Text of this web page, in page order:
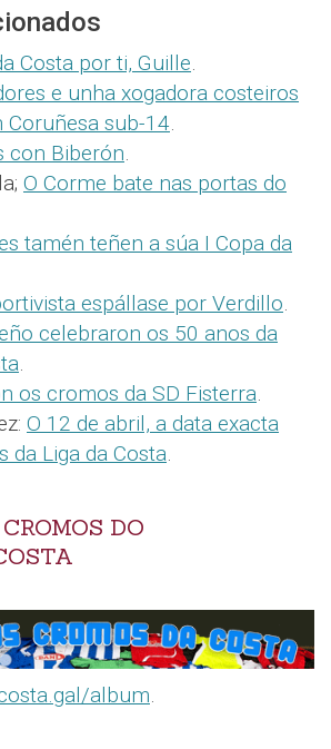
Costa por ti, Guille
e unha xogadora costeiros
Coruñesa sub-14
con Biberón
O Corme bate nas portas do
tamén teñen a súa I Copa da
espállase por Verdillo
celebraron os 50 anos da
os cromos da SD Fisterra
O 12 de abril, a data exacta
da Liga da Costa
DO
album.